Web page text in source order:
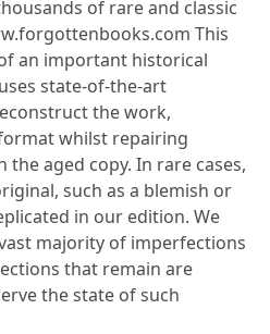
of rare and classic
This
an important historical
state-of-the-art
the work,
whilst repairing
aged copy. In rare cases,
such as a blemish or
in our edition. We
majority of imperfections
that remain are
the state of such